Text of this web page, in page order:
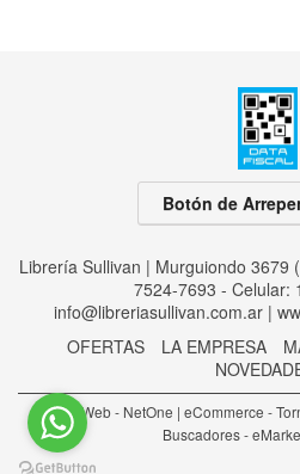
Botón de
Librería Sullivan | Murguiondo 3679
7524-7693 - Celular:
info@libreriasullivan.com.ar |
OFERTAS
LA EMPRESA
Diseño Web - NetOne | eCommerce -
Buscadores -